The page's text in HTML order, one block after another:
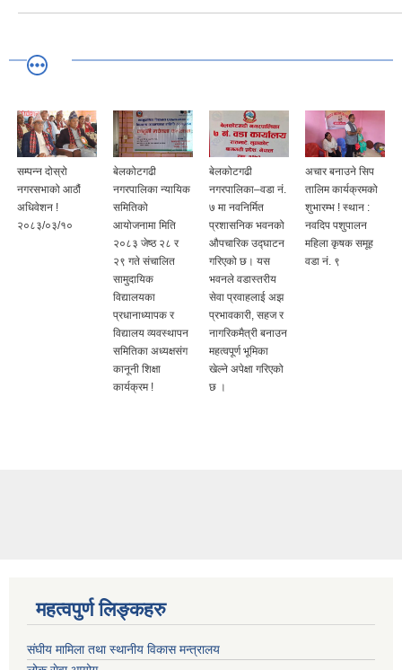
सम्पन्न दोस्रो
नगरसभाको आठौं
अधिवेशन !
२०८३/०३/१०
बेलकोटगढी
नगरपालिका न्यायिक
समितिको
आयोजनामा मिति
२०८३ जेष्ठ २८ र
२९ गते संचालित
सामुदायिक
विद्यालयका
प्रधानाध्यापक र
विद्यालय व्यवस्थापन
समितिका अध्यक्षसंग
कानूनी शिक्षा
कार्यक्रम !
बेलकोटगढी
नगरपालिका–वडा नं.
७ मा नवनिर्मित
प्रशासनिक भवनको
औपचारिक उद्घाटन
गरिएको छ। यस
भवनले वडास्तरीय
सेवा प्रवाहलाई अझ
प्रभावकारी, सहज र
नागरिकमैत्री बनाउन
महत्वपूर्ण भूमिका
खेल्ने अपेक्षा गरिएको
छ ।
अचार बनाउने सिप
तालिम कार्यक्रमको
शुभारम्भ ! स्थान :
नवदिप पशुपालन
महिला कृषक समूह
वडा नं. ९
महत्वपुर्ण लिङ्कहरु
संघीय मामिला तथा स्थानीय विकास मन्त्रालय